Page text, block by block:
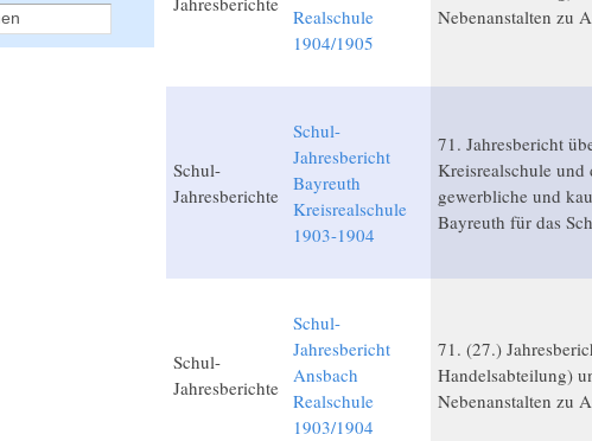
Realschule
1904/1905
Nebenanstalten zu
Schul-
Jahresberichte
Schul-
Jahresbericht
Bayreuth
Kreisrealschule
1903-1904
71. Jahresbericht
Kreisrealschule und
gewerbliche und
Bayreuth für das
Schul-
Jahresberichte
Schul-
Jahresbericht
Ansbach
Realschule
1903/1904
71. (27.)
Handelsabteilung)
Nebenanstalten zu